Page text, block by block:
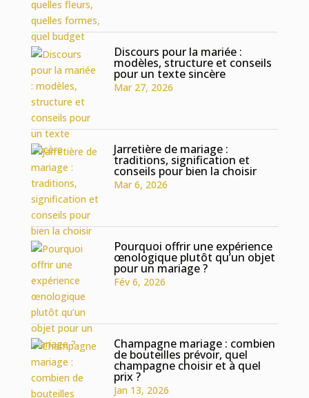
Discours pour la mariée :
modèles, structure et conseils
pour un texte sincère
Mar 27, 2026
Jarretière de mariage :
traditions, signification et
conseils pour bien la choisir
Mar 6, 2026
Pourquoi offrir une expérience
œnologique plutôt qu’un objet
pour un mariage ?
Fév 6, 2026
Champagne mariage : combien
de bouteilles prévoir, quel
champagne choisir et à quel
prix ?
Jan 13, 2026